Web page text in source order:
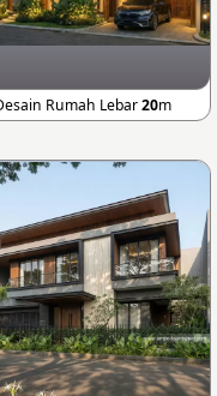
Rumah Lebar20m